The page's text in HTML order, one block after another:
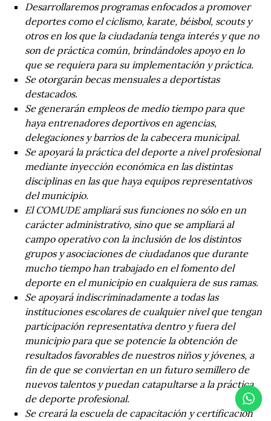
Desarrollaremos programas enfocados a promover
deportes como el ciclismo, karate, béisbol, scouts y
otros en los que la ciudadanía tenga interés y que no
son de práctica común, brindándoles apoyo en lo
que se requiera para su implementación y práctica.
Se otorgarán becas mensuales a deportistas
destacados.
Se generarán empleos de medio tiempo para que
haya entrenadores deportivos en agencias,
delegaciones y barrios de la cabecera municipal.
Se apoyará la práctica del deporte a nivel profesional
mediante inyección económica en las distintas
disciplinas en las que haya equipos representativos
del municipio.
El COMUDE ampliará sus funciones no sólo en un
carácter administrativo, sino que se ampliará al
campo operativo con la inclusión de los distintos
grupos y asociaciones de ciudadanos que durante
mucho tiempo han trabajado en el fomento del
deporte en el municipio en cualquiera de sus ramas.
Se apoyará indiscriminadamente a todas las
instituciones escolares de cualquier nivel que tengan
participación representativa dentro y fuera del
municipio para que se potencie la obtención de
resultados favorables de nuestros niños y jóvenes, a
fin de que se conviertan en un futuro semillero de
nuevos talentos y puedan catapultarse a la práctica
de deporte profesional.
Se creará la escuela de capacitación y certificación